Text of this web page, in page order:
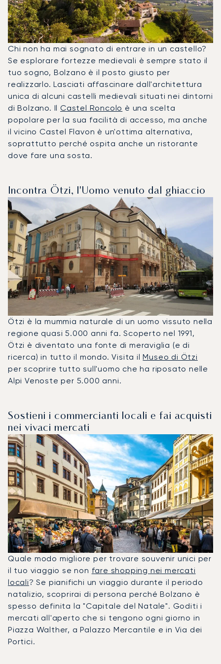
Chi non ha mai sognato di entrare in un castello?
Se esplorare fortezze medievali è sempre stato il
tuo sogno, Bolzano è il posto giusto per
realizzarlo. Lasciati affascinare dall'architettura
unica di alcuni castelli medievali situati nei dintorni
di Bolzano. IlCastel Roncolo è una scelta
popolare per la sua facilità di accesso, ma anche
il vicino Castel Flavon è un'ottima alternativa,
soprattutto perché ospita anche un ristorante
dove fare una sosta.
Incontra Ötzi, l'Uomo venuto dal ghiaccio
Ötzi è la mummia naturale di un uomo vissuto nella
regione quasi 5.000 anni fa. Scoperto nel 1991,
Ötzi è diventato una fonte di meraviglia (e di
ricerca) in tutto il mondo. Visita ilMuseo di Ötzi
per scoprire tutto sull'uomo che ha riposato nelle
Alpi Venoste per 5.000 anni.
Sostieni i commercianti locali e fai acquisti
nei vivaci mercati
Quale modo migliore per trovare souvenir unici per
il tuo viaggio se non fare shopping nei mercati
locali? Se pianifichi un viaggio durante il periodo
natalizio, scoprirai di persona perché Bolzano è
spesso definita la "Capitale del Natale". Goditi i
mercati all'aperto che si tengono ogni giorno in
Piazza Walther, a Palazzo Mercantile e in Via dei
Portici.